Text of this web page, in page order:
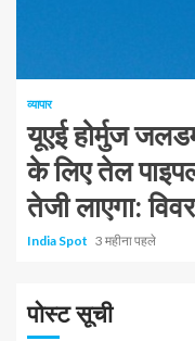
व्यापार
यूएई होर्मुज
के लिए तेल
तेजी लाएगा:
India Spot 3 महीना पहले
पोस्ट सूची